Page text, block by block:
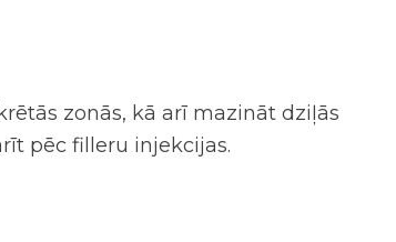
zonās, kā arī mazināt dziļās
pēc filleru injekcijas.